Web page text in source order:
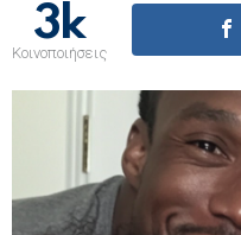
3k
Κοινοποιήσεις